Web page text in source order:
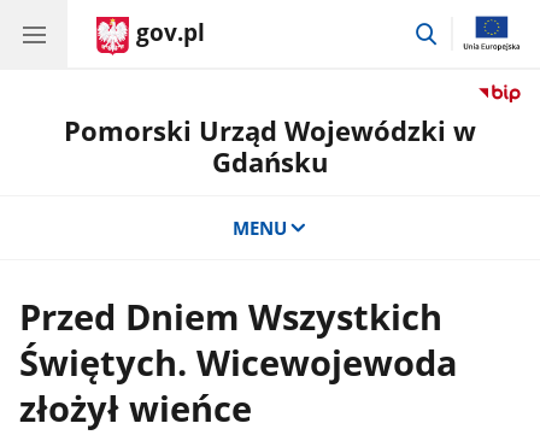
gov.pl
przejdź
Pomorski Urząd Wojewódzki w
Gdańsku
MENU
Przed Dniem Wszystkich
Świętych. Wicewojewoda
złożył wieńce